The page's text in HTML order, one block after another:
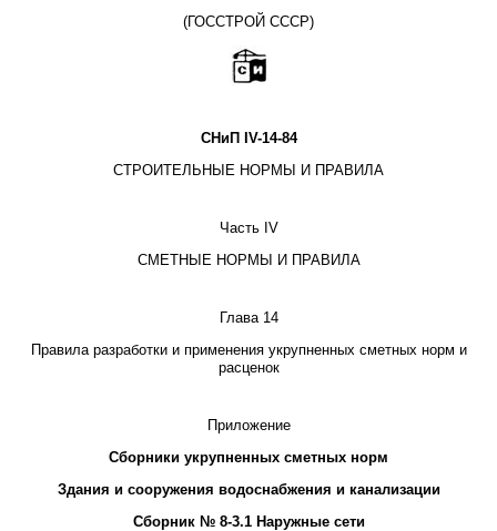
(ГОССТРОЙ СССР)
СНиП IV-14-84
СТРОИТЕЛЬНЫЕ НОРМЫ И ПРАВИЛА
Часть IV
СМЕТНЫЕ НОРМЫ И ПРАВИЛА
Глава 14
Правила разработки и применения укрупненных сметных норм и
расценок
Приложение
Сборники укрупненных сметных норм
Здания и сооружения водоснабжения и канализации
Сборник № 8-3.1 Наружные сети